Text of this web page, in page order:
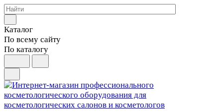
Каталог
По всему сайту
По каталогу